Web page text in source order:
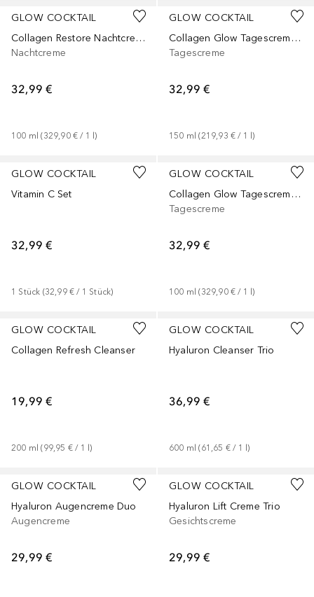
GLOW COCKTAIL
Collagen Restore Nachtcreme Duo
Nachtcreme
32,99 €
100 ml (329,90 € / 1 l)
GLOW COCKTAIL
Collagen Glow Tagescreme Trio
Tagescreme
32,99 €
150 ml (219,93 € / 1 l)
GLOW COCKTAIL
Vitamin C Set
32,99 €
1 Stück (32,99 € / 1 Stück)
GLOW COCKTAIL
Collagen Glow Tagescreme Duo
Tagescreme
32,99 €
100 ml (329,90 € / 1 l)
GLOW COCKTAIL
Collagen Refresh Cleanser
19,99 €
200 ml (99,95 € / 1 l)
GLOW COCKTAIL
Hyaluron Cleanser Trio
36,99 €
600 ml (61,65 € / 1 l)
GLOW COCKTAIL
Hyaluron Augencreme Duo
Augencreme
29,99 €
GLOW COCKTAIL
Hyaluron Lift Creme Trio
Gesichtscreme
29,99 €